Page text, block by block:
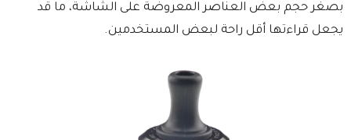
بصغر حجم بعض العناصر المعروضة على الشاشة، ما قد
يجعل قراءتها أقل راحة لبعض المستخدمين.